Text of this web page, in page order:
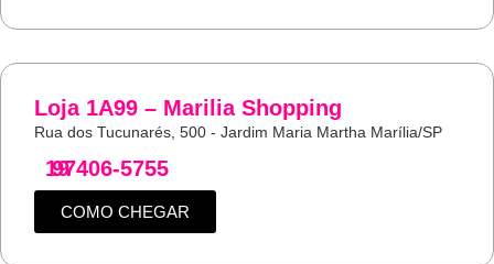
Loja 1A99 – Marilia Shopping
Rua dos Tucunarés, 500 - Jardim Maria Martha Marília/SP
19
97406-5755
COMO CHEGAR